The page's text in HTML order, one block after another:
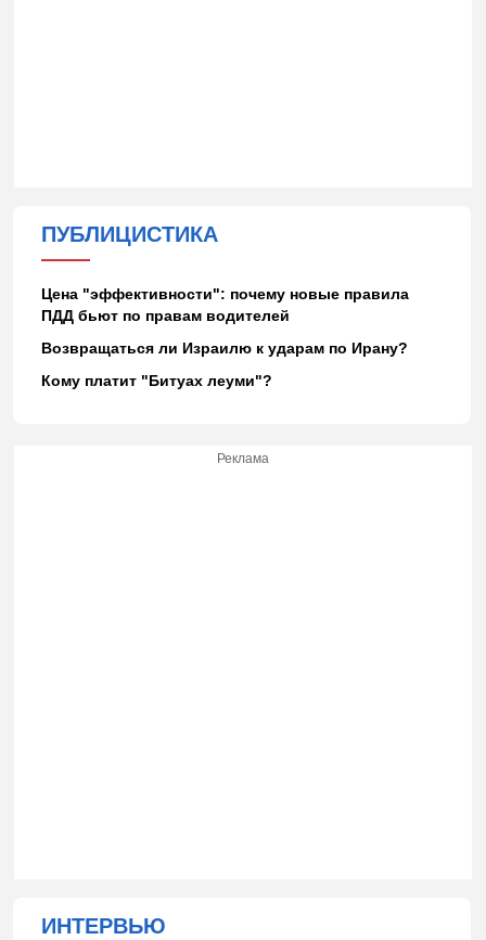
ПУБЛИЦИСТИКА
Цена "эффективности": почему новые правила
ПДД бьют по правам водителей
Возвращаться ли Израилю к ударам по Ирану?
Кому платит "Битуах леуми"?
Реклама
ИНТЕРВЬЮ